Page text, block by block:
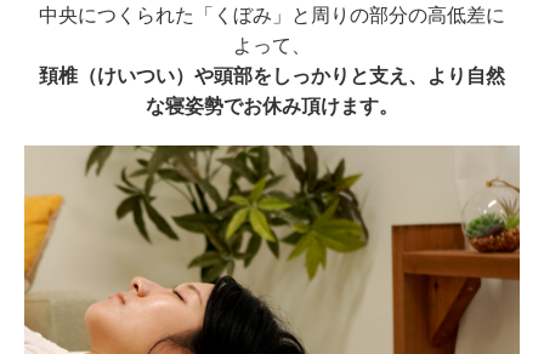
中央につくられた「くぼみ」と周りの部分の高低差に
よって、
頚椎（けいつい）や頭部をしっかりと支え、より自然
な寝姿勢でお休み頂けます。